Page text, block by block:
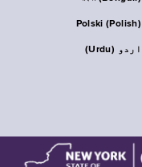
Polski (Polish)
اردو (Urdu)